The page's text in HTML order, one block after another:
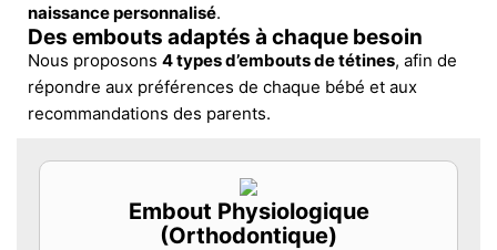
naissance personnalisé.
Des embouts adaptés à chaque besoin
Nous proposons 4 types d’embouts de tétines, afin de
répondre aux préférences de chaque bébé et aux
recommandations des parents.
Embout Physiologique
(Orthodontique)